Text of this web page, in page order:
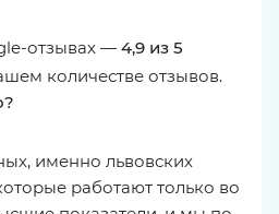
отзывах — 4,9 из 5
количестве отзывов.
именно львовских
работают только во